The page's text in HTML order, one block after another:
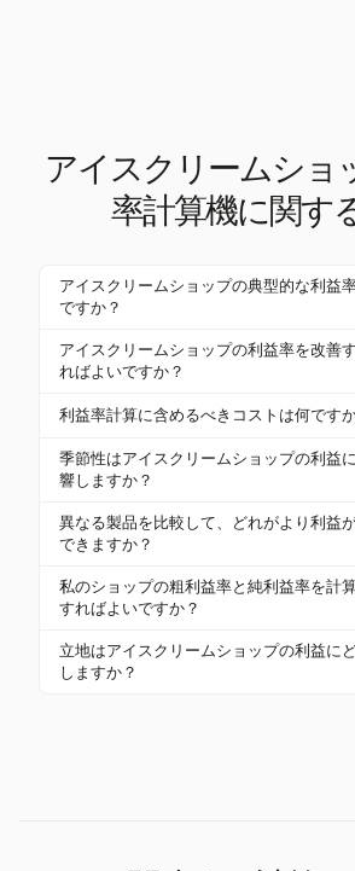
アイスクリームショ
率計算機に関す
アイスクリームショップの典型的な利益
ですか？
アイスクリームショップの典型的な
から75%の範囲で、純利益率は12%
5%の高い粗利益率を達成します。
アイスクリームショップの利益率を改善
ればよいですか？
利益率を改善するには、サプライヤ
で労働コストを最適化し、高利益率
アップセルすることに焦点を当てる
す。製品の多様化も顧客を引き付け
せることができます。
利益率計算に含めるべきコストは何です
売上原価（COGS）を含める必要が
は、材料や包装などの直接コストを
費、労働費などの運営費用も考慮し
季節性はアイスクリームショップの利益
響しますか？
季節性は利益に大きく影響し、夏の
0％から70％増加する可能性があり
通じて利益を維持するためには戦略
です。
異なる製品を比較して、どれがより利益
できますか？
はい、異なる製品の利益率を個別の
することで比較できます。プレミア
益を大幅に向上させることができま
私のショップの粗利益率と純利益率を計
すればよいですか？
粗利益率は、売上からCOGSを引き
上で割り、100を掛けて計算します
立地はアイスクリームショップの利益に
しますか？